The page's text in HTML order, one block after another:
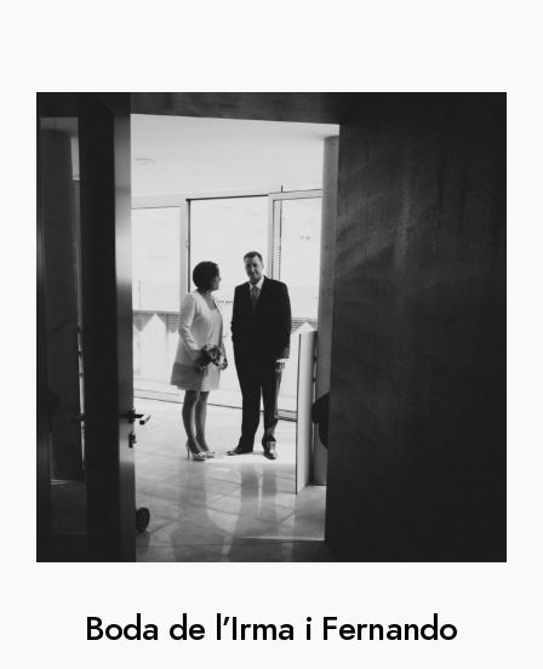
Boda de l’Irma i Fernando